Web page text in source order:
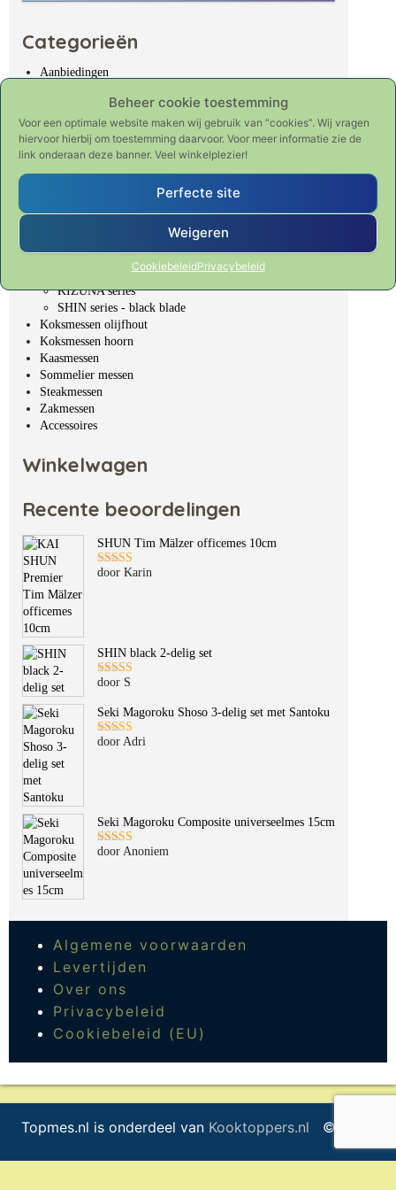
Beheer cookie toestemming
Voor een optimale website maken wij gebruik van “cookies”. Wij vragen
hiervoor hierbij om toestemming daarvoor. Voor meer informatie zie de
link onderaan deze banner. Veel winkelplezier!
Perfecte site
Weigeren
CookiebeleidPrivacybeleid
Categorieën
Aanbiedingen
KAI Redwood
KAI SHUN Classic
KAI SHUN White
KAI SHUN Premier
KAI Wasabi Black
GEN series - white blade
GEN series COLOUR
JAPAN series - black blade
KIZUNA series
SHIN series - black blade
Koksmessen olijfhout
Koksmessen hoorn
Kaasmessen
Sommelier messen
Steakmessen
Zakmessen
Accessoires
Winkelwagen
Recente beoordelingen
SHUN Tim Mälzer officemes 10cm
Gewaardeerd
door Karin
SHIN black 2-delig set
Gewaardeerd
door S
Seki Magoroku Shoso 3-delig set met Santoku
Gewaardeerd
door Adri
Seki Magoroku Composite universeelmes 15cm
Gewaardeerd
door Anoniem
Algemene voorwaarden
Levertijden
Over ons
Privacybeleid
Cookiebeleid (EU)
Topmes.nl is onderdeel van Kooktoppers.nl © 2026